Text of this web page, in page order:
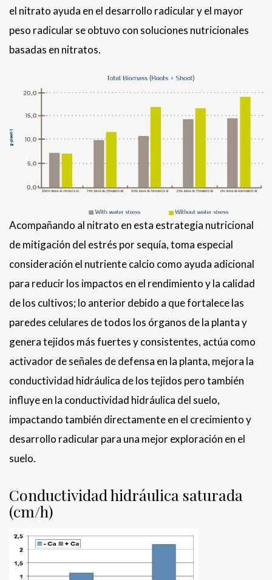
el nitrato ayuda en el desarrollo radicular y el mayor
peso radicular se obtuvo con soluciones nutricionales
basadas en nitratos.
Acompañando al nitrato en esta estrategia nutricional
de mitigación del estrés por sequía, toma especial
consideración el nutriente calcio como ayuda adicional
para reducir los impactos en el rendimiento y la calidad
de los cultivos; lo anterior debido a que fortalece las
paredes celulares de todos los órganos de la planta y
genera tejidos más fuertes y consistentes, actúa como
activador de señales de defensa en la planta, mejora la
conductividad hidráulica de los tejidos pero también
influye en la conductividad hidráulica del suelo,
impactando también directamente en el crecimiento y
desarrollo radicular para una mejor exploración en el
suelo.
Conductividad hidráulica saturada
(cm/h)